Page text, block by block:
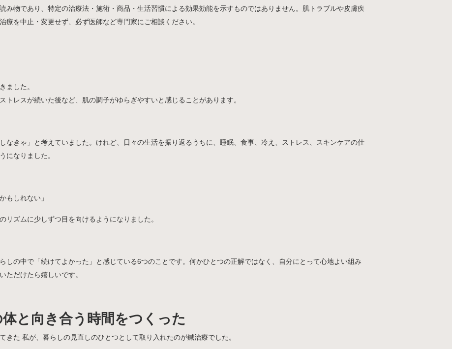
み物であり、特定の治療法・施術・商品・生活習慣による効果効能を示すものではありません。肌トラブルや皮膚疾
療を中止・変更せず、必ず医師など専門家にご相談ください。
ました。
トレスが続いた後など、肌の調子がゆらぎやすいと感じることがあります。
なきゃ」と考えていました。けれど、日々の生活を振り返るうちに、睡眠、食事、冷え、ストレス、スキンケアの仕
になりました。
もしれない」
リズムに少しずつ目を向けるようになりました。
しの中で「続けてよかった」と感じている6つのことです。何かひとつの正解ではなく、自分にとって心地よい組み
ただけたら嬉しいです。
と向き合う時間をつくった
きた 私が、暮らしの見直しのひとつとして取り入れたのが鍼治療でした。